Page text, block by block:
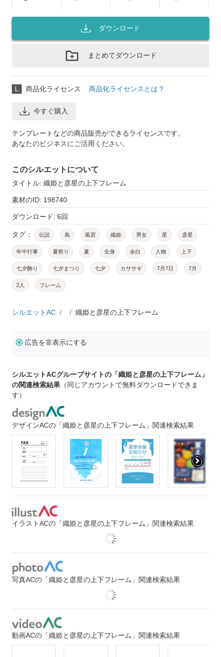
ダウンロード
まとめてダウンロード
L 商品化ライセンス 商品化ライセンスとは？
今すぐ購入
テンプレートなどの商品販売ができるライセンスです。
あなたのビジネスにご活用ください。
このシルエットについて
タイトル: 織姫と彦星の上下フレーム
素材のID: 198740
ダウンロード: 6回
タグ： 伝説 鳥 風習 織姫 男女 星 彦星
年中行事 夏祭り 夏 全身 余白 人物 上下
七夕飾り 七夕まつり 七夕 カササギ 7月7日 7月
2人 フレーム
シルエットAC 織姫と彦星の上下フレーム
広告を非表示にする
シルエットACグループサイトの「織姫と彦星の上下フレーム」
の関連検索結果 （同じアカウントで無料ダウンロードできま
す）
デザインACの「織姫と彦星の上下フレーム」関連検索結果
イラストACの「織姫と彦星の上下フレーム」関連検索結果
写真ACの「織姫と彦星の上下フレーム」関連検索結果
動画ACの「織姫と彦星の上下フレーム」関連検索結果